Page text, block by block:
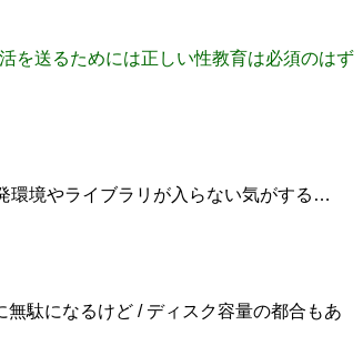
を送るためには正しい性教育は必須のはず
環境やライブラリが入らない気がする…
駄になるけど / ディスク容量の都合もあ